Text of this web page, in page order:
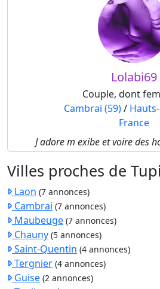
Lolabi69
Couple, dont
Cambrai (59)/
France
J adore m exibe et voire des
Villes proches de
Laon (7 annonces)
Cambrai (7 annonces)
Maubeuge (7 annonces)
Chauny (5 annonces)
Saint-Quentin (4 annonces)
Tergnier (4 annonces)
Guise (2 annonces)